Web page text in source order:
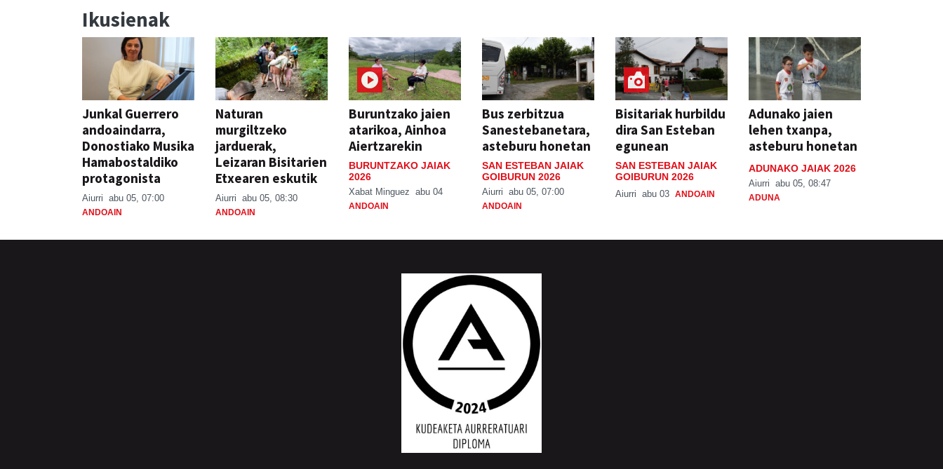
Ikusienak
Junkal Guerrero
andoaindarra,
Donostiako Musika
Hamabostaldiko
protagonista
Aiurri abu 05, 07:00
ANDOAIN
Naturan
murgiltzeko
jarduerak,
Leizaran Bisitarien
Etxearen eskutik
Aiurri abu 05, 08:30
ANDOAIN
Buruntzako jaien
atarikoa, Ainhoa
Aiertzarekin
BURUNTZAKO JAIAK
2026
Xabat Minguez abu 04
ANDOAIN
Bus zerbitzua
Sanestebanetara,
asteburu honetan
SAN ESTEBAN JAIAK
GOIBURUN 2026
Aiurri abu 05, 07:00
ANDOAIN
Bisitariak hurbildu
dira San Esteban
egunean
SAN ESTEBAN JAIAK
GOIBURUN 2026
Aiurri abu 03 ANDOAIN
Adunako jaien
lehen txanpa,
asteburu honetan
ADUNAKO JAIAK 2026
Aiurri abu 05, 08:47
ADUNA